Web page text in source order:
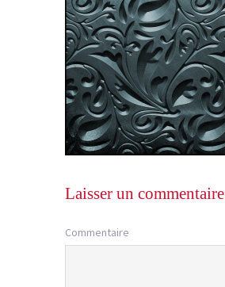
Laisser un commentaire
Commentaire